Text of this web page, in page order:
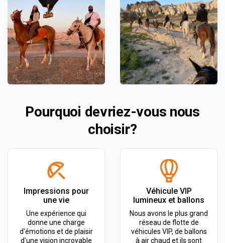
Pourquoi devriez-vous nous
choisir?
Impressions pour
une vie
Une expérience qui
donne une charge
d'émotions et de plaisir
d'une vision incroyable
Véhicule VIP
lumineux et ballons
Nous avons le plus grand
réseau de flotte de
véhicules VIP, de ballons
à air chaud et ils sont